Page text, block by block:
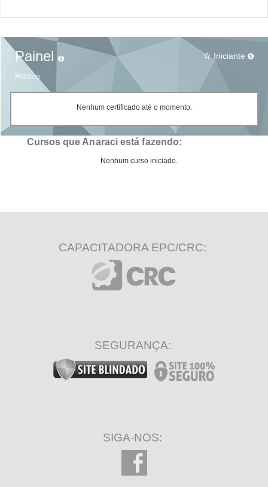
Painel
Público
star_border Iniciante
Nenhum certificado até o momento.
Cursos que Anaraci está fazendo:
Nenhum curso iniciado.
CAPACITADORA EPC/CRC:
SEGURANÇA:
SIGA-NOS: